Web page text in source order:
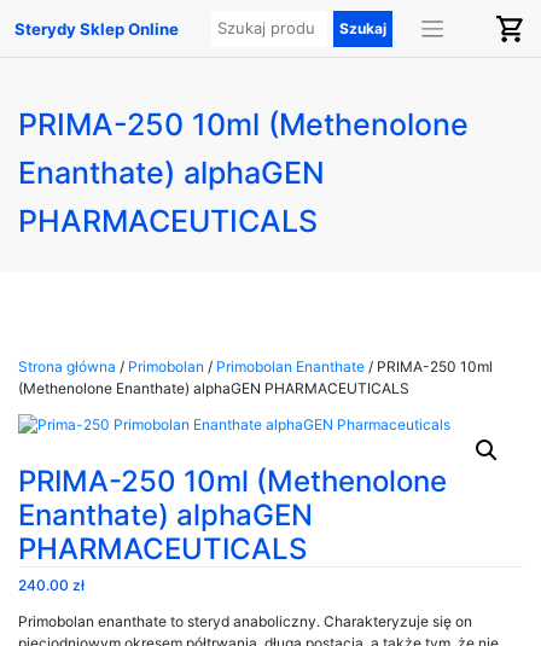
Sterydy Sklep Online
PRIMA-250 10ml (Methenolone
Enanthate) alphaGEN
PHARMACEUTICALS
Strona główna / Primobolan / Primobolan Enanthate / PRIMA-250 10ml
(Methenolone Enanthate) alphaGEN PHARMACEUTICALS
PRIMA-250 10ml (Methenolone
Enanthate) alphaGEN
PHARMACEUTICALS
240.00 zł
Primobolan enanthate to steryd anaboliczny. Charakteryzuje się on